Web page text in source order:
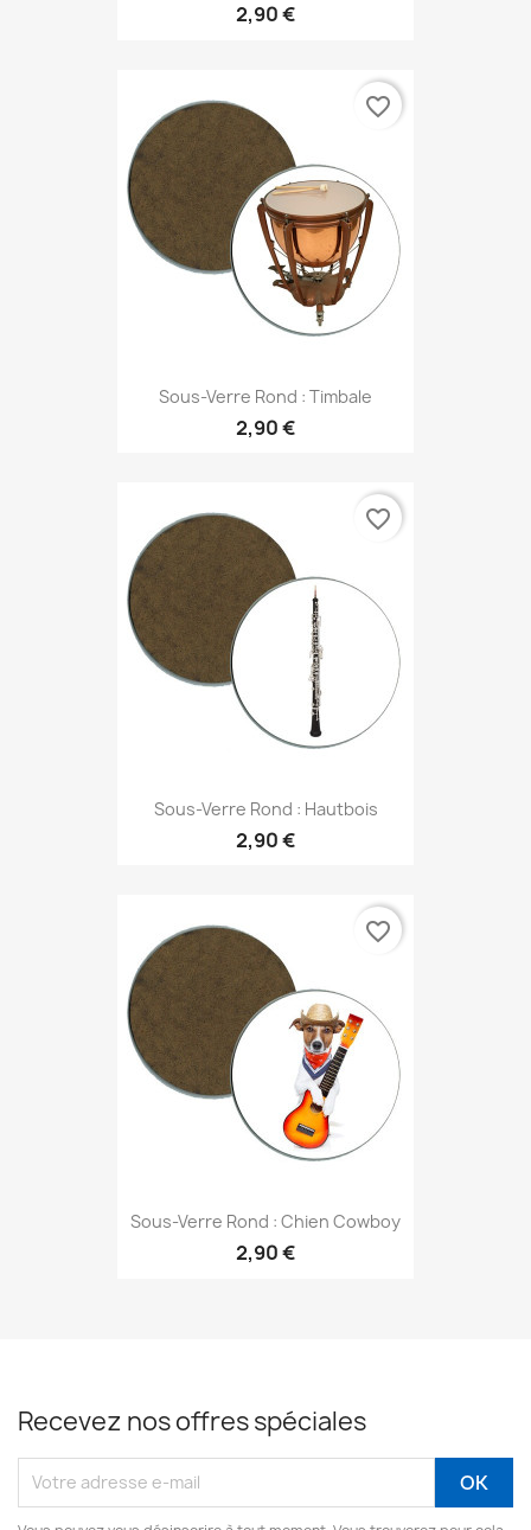
2,90 €
Sous-Verre Rond : Timbale
2,90 €
favorite_border
Sous-Verre Rond : Hautbois
2,90 €
favorite_border
Sous-Verre Rond : Chien Cowboy
2,90 €
favorite_border
Recevez nos offres spéciales